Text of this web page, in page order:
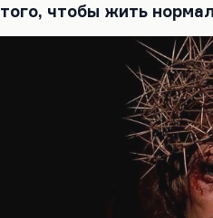
того, чтобы жить